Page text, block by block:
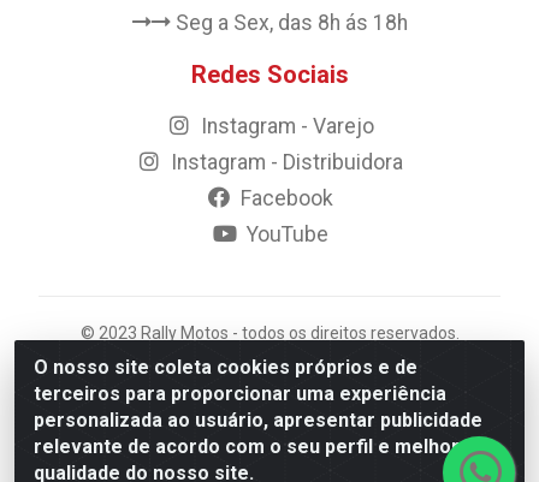
O nosso site coleta cookies próprios e de
terceiros para proporcionar uma experiência
personalizada ao usuário, apresentar publicidade
relevante de acordo com o seu perfil e melhorar a
qualidade do nosso site.
Seg a Sex, das 8h ás 18h
Redes Sociais
Instagram - Varejo
Instagram - Distribuidora
Facebook
YouTube
© 2023 Rally Motos - todos os direitos reservados.
Razão Social: Rally motos distribuidora, importadora e
transportadora de peças LTDA - CNPJ 09.262.859/0001-
43 - Rua Vigário Calixto 2900 - Catolé, Campina
Grande/PB